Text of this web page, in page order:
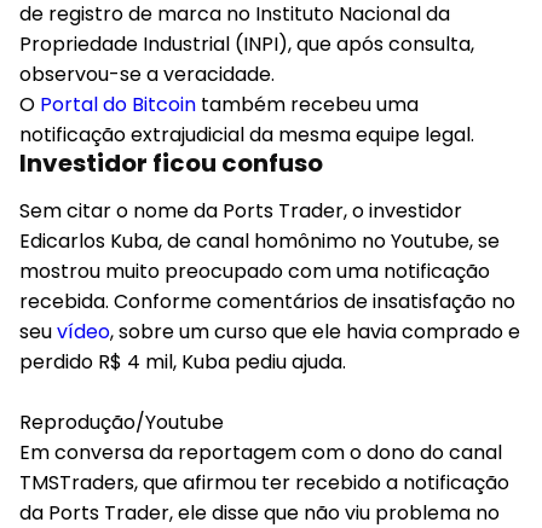
de registro de marca no Instituto Nacional da
Propriedade Industrial (INPI), que após consulta,
observou-se a veracidade.
O Portal do Bitcoin também recebeu uma
notificação extrajudicial da mesma equipe legal.
Investidor ficou confuso
Sem citar o nome da Ports Trader, o investidor
Edicarlos Kuba, de canal homônimo no Youtube, se
mostrou muito preocupado com uma notificação
recebida. Conforme comentários de insatisfação no
seuvídeo, sobre um curso que ele havia comprado e
perdido R$ 4 mil, Kuba pediu ajuda.
Reprodução/Youtube
Em conversa da reportagem com o dono do canal
TMSTraders, que afirmou ter recebido a notificação
da Ports Trader, ele disse que não viu problema no